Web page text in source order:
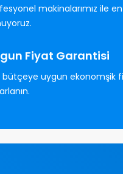
makinalarımız ile
Fiyat Garantisi
bütçeye uygun ekonomşik